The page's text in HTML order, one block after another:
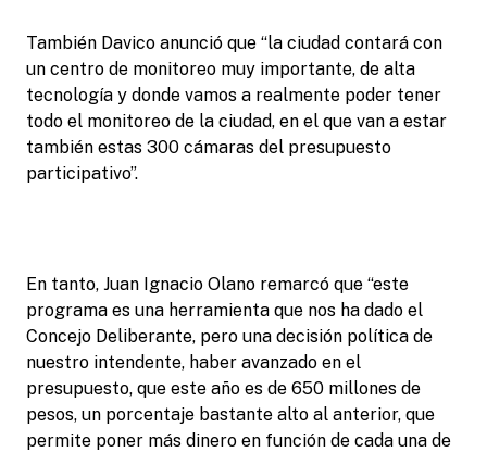
También Davico anunció que “la ciudad contará con
un centro de monitoreo muy importante, de alta
tecnología y donde vamos a realmente poder tener
todo el monitoreo de la ciudad, en el que van a estar
también estas 300 cámaras del presupuesto
participativo”.
En tanto, Juan Ignacio Olano remarcó que “este
programa es una herramienta que nos ha dado el
Concejo Deliberante, pero una decisión política de
nuestro intendente, haber avanzado en el
presupuesto, que este año es de 650 millones de
pesos, un porcentaje bastante alto al anterior, que
permite poner más dinero en función de cada una de